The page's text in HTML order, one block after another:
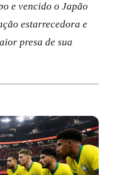
e vencido o Japão
estarrecedora e
presa de sua